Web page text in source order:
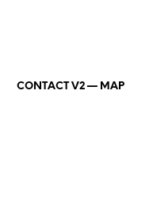
CONTACT V2 — MAP